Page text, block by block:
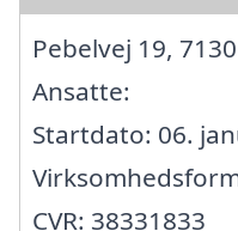
Pebelvej 19,
Ansatte:
Startdato: 06.
CVR: 38331833